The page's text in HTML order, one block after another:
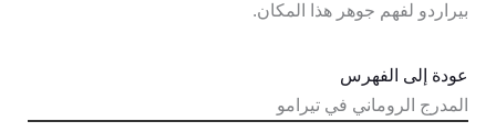
بيراردو لفهم جوهر هذا المكان.
المدرج الروماني في تيرامو
عودة إلى الفهرس